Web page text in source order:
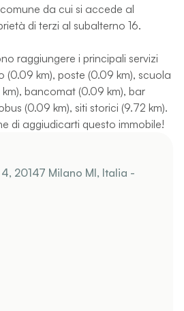
da cui si accede al
di terzi al subalterno 16.
raggiungere i principali servizi
(0.09 km), poste (0.09 km), scuola
bancomat (0.09 km), bar
(0.09 km), siti storici (9.72 km).
di aggiudicarti questo immobile!
20147 Milano MI, Italia -